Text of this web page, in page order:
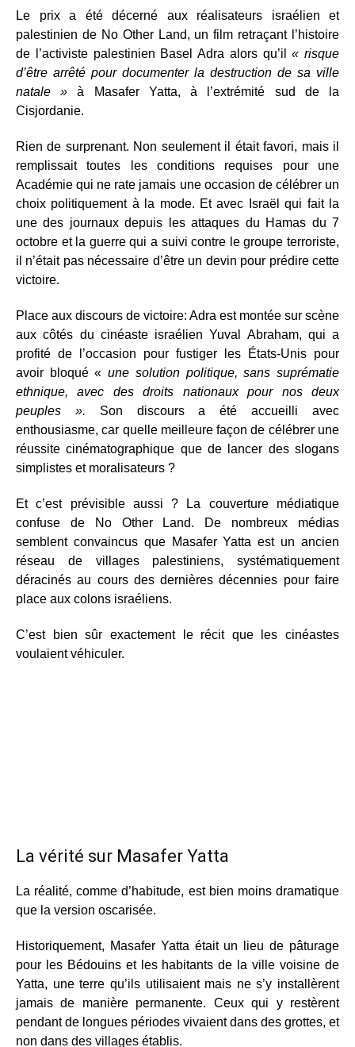
Le prix a été décerné aux réalisateurs israélien et
palestinien de No Other Land, un film retraçant l’histoire
de l’activiste palestinien Basel Adra alors qu’il
« risque
d’être arrêté pour documenter la destruction de sa ville
natale » à Masafer Yatta, à l’extrémité sud de la
Cisjordanie.
Rien de surprenant. Non seulement il était favori, mais il
remplissait toutes les conditions requises pour une
Académie qui ne rate jamais une occasion de célébrer un
choix politiquement à la mode. Et avec Israël qui fait la
une des journaux depuis les attaques du Hamas du 7
octobre et la guerre qui a suivi contre le groupe terroriste,
il n’était pas nécessaire d’être un devin pour prédire cette
victoire.
Place aux discours de victoire: Adra est montée sur scène
aux côtés du cinéaste israélien Yuval Abraham, qui a
profité de l’occasion pour fustiger les États-Unis pour
avoir bloqué « une solution politique, sans suprématie
ethnique, avec des droits nationaux pour nos deux
peuples ». Son discours a été accueilli avec
enthousiasme, car quelle meilleure façon de célébrer une
réussite cinématographique que de lancer des slogans
simplistes et moralisateurs ?
Et c’est prévisible aussi ? La couverture médiatique
confuse de No Other Land. De nombreux médias
semblent convaincus que Masafer Yatta est un ancien
réseau de villages palestiniens, systématiquement
déracinés au cours des dernières décennies pour faire
place aux colons israéliens.
C’est bien sûr exactement le récit que les cinéastes
voulaient véhiculer.
La vérité sur Masafer Yatta
La réalité, comme d’habitude, est bien moins dramatique
que la version oscarisée.
Historiquement, Masafer Yatta était un lieu de pâturage
pour les Bédouins et les habitants de la ville voisine de
Yatta, une terre qu’ils utilisaient mais ne s’y installèrent
jamais de manière permanente. Ceux qui y restèrent
pendant de longues périodes vivaient dans des grottes, et
non dans des villages établis.